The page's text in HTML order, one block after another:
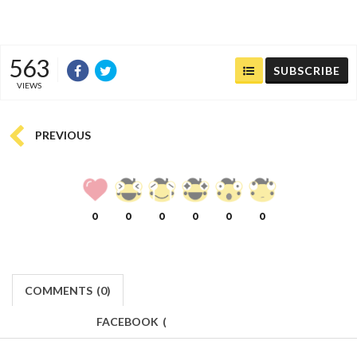
563
VIEWS
SUBSCRIBE
PREVIOUS
0 0 0 0 0 0
COMMENTS (0)
FACEBOOK (